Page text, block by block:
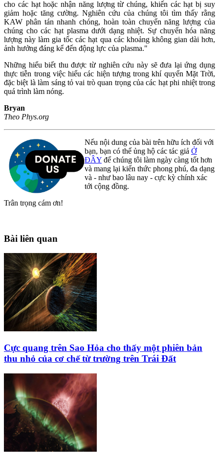
cho các hạt hoặc nhận năng lượng từ chúng, khiến các hạt bị suy
giảm hoặc tăng cường. Nghiên cứu của chúng tôi tìm thấy rằng
KAW phân tán nhanh chóng, hoàn toàn chuyển năng lượng của
chúng cho các hạt plasma dưới dạng nhiệt. Sự chuyển hóa năng
lượng này làm gia tốc các hạt qua các khoảng không gian dài hơn,
ảnh hưởng đáng kể đến động lực của plasma."
Những hiểu biết thu được từ nghiên cứu này sẽ đưa lại ứng dụng
thực tiễn trong việc hiểu các hiện tượng trong khí quyển Mặt Trời,
đặc biệt là làm sáng tỏ vai trò quan trọng của các hạt phi nhiệt trong
quá trình làm nóng.
Bryan
Theo Phys.org
Nếu nội dung của bài trên hữu ích đối với
bạn, bạn có thể ủng hộ các tác giả Ở
ĐÂY để chúng tôi làm ngày càng tốt hơn
và mang lại kiến thức phong phú, đa dạng
và - như bao lâu nay - cực kỳ chính xác
tới cộng đồng.
Trân trọng cám ơn!
Bài liên quan
Cực quang trên Sao Hỏa cho thấy một phiên bản
thu nhỏ của cơ chế từ trường trên Trái Đất